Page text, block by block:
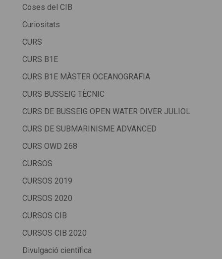
Coses del CIB
Curiositats
CURS
CURS B1E
CURS B1E MÀSTER OCEANOGRAFIA
CURS BUSSEIG TÈCNIC
CURS DE BUSSEIG OPEN WATER DIVER JULIOL
CURS DE SUBMARINISME ADVANCED
CURS OWD 268
CURSOS
CURSOS 2019
CURSOS 2020
CURSOS CIB
CURSOS CIB 2020
Divulgació científica